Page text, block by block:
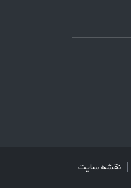
نقشه سایت